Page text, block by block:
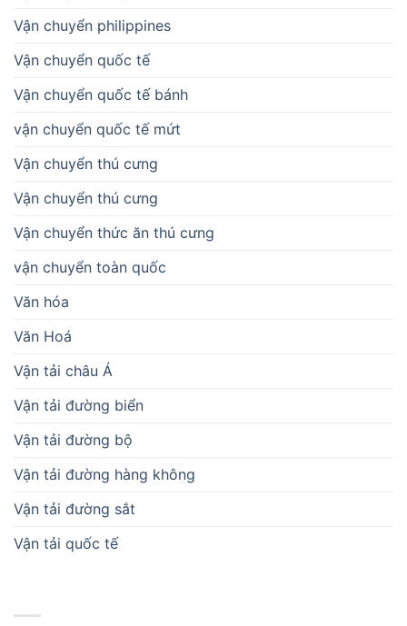
Vận chuyển philippines
Vận chuyển quốc tế
Vận chuyển quốc tế bánh
vận chuyển quốc tế mứt
Vận chuyển thú cưng
Vận chuyển thú cưng
Vận chuyển thức ăn thú cưng
vận chuyển toàn quốc
Văn hóa
Văn Hoá
Vận tải châu Á
Vận tải đường biển
Vận tải đường bộ
Vận tải đường hàng không
Vận tải đường sắt
Vận tải quốc tế